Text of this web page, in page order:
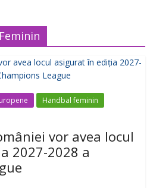
Handbal feminin
vor avea locul
2027-2028 a